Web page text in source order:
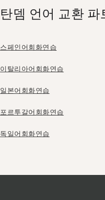
탄뎀 언어 교환 파
스페인어회화연습
이탈리아어회화연습
일본어회화연습
포르투갈어회화연습
독일어회화연습